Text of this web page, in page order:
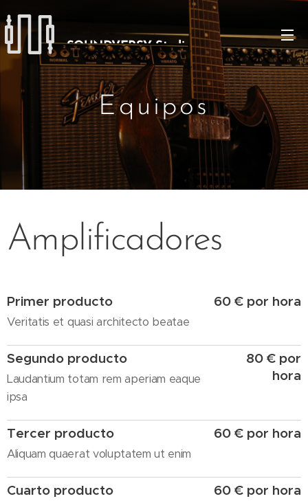
SOUNDVERSY Studio
Equipos
Amplificadores
Primer producto
Veritatis et quasi architecto beatae
60 € por hora
Segundo producto
Laudantium totam rem aperiam eaque
ipsa
80 € por
hora
Tercer producto
Aliquam quaerat voluptatem ut enim
60 € por hora
Cuarto producto 60 € por hora